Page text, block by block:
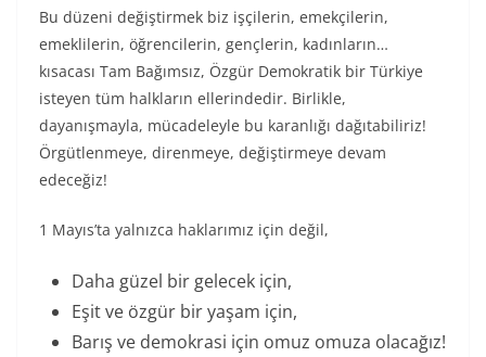
Bu düzeni değiştirmek biz işçilerin, emekçilerin,
emeklilerin, öğrencilerin, gençlerin, kadınların…
kısacası Tam Bağımsız, Özgür Demokratik bir Türkiye
isteyen tüm halkların ellerindedir. Birlikle,
dayanışmayla, mücadeleyle bu karanlığı dağıtabiliriz!
Örgütlenmeye, direnmeye, değiştirmeye devam
edeceğiz!
1 Mayıs’ta yalnızca haklarımız için değil,
Daha güzel bir gelecek için,
Eşit ve özgür bir yaşam için,
Barış ve demokrasi için omuz omuza olacağız!